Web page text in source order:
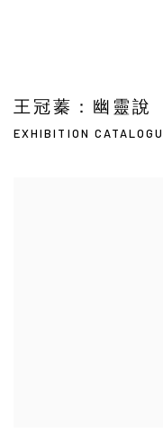
王冠蓁：幽靈說
EXHIBITION